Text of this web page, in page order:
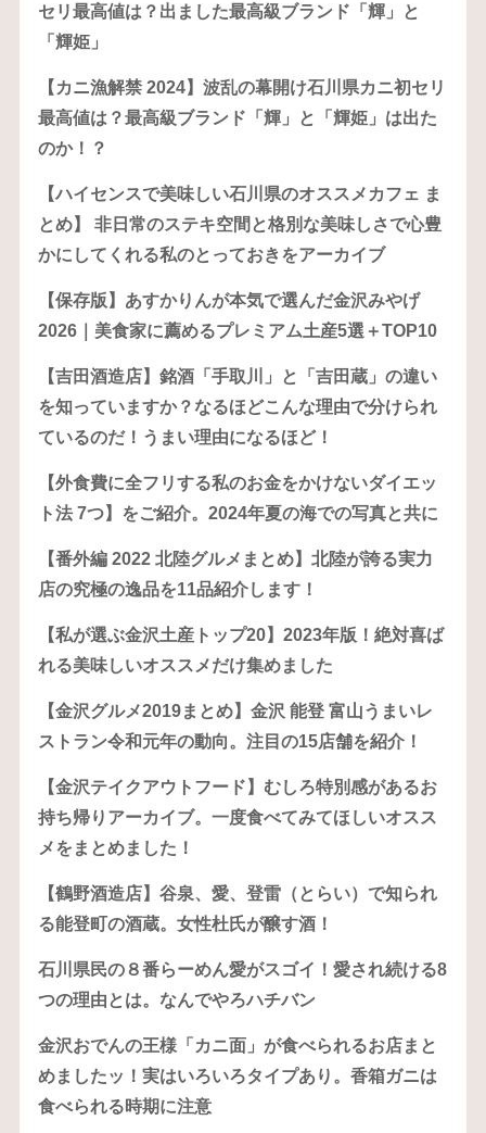
セリ最高値は？出ました最高級ブランド「輝」と
「輝姫」
【カニ漁解禁 2024】波乱の幕開け石川県カニ初セリ
最高値は？最高級ブランド「輝」と「輝姫」は出た
のか！？
【ハイセンスで美味しい石川県のオススメカフェ ま
とめ】 非日常のステキ空間と格別な美味しさで心豊
かにしてくれる私のとっておきをアーカイブ
【保存版】あすかりんが本気で選んだ金沢みやげ
2026｜美食家に薦めるプレミアム土産5選＋TOP10
【吉田酒造店】銘酒「手取川」と「吉田蔵」の違い
を知っていますか？なるほどこんな理由で分けられ
ているのだ！うまい理由になるほど！
【外食費に全フリする私のお金をかけないダイエッ
ト法 7つ】をご紹介。2024年夏の海での写真と共に
【番外編 2022 北陸グルメまとめ】北陸が誇る実力
店の究極の逸品を11品紹介します！
【私が選ぶ金沢土産トップ20】2023年版！絶対喜ば
れる美味しいオススメだけ集めました
【金沢グルメ2019まとめ】金沢 能登 富山うまいレ
ストラン令和元年の動向。注目の15店舗を紹介！
【金沢テイクアウトフード】むしろ特別感があるお
持ち帰りアーカイブ。一度食べてみてほしいオスス
メをまとめました！
【鶴野酒造店】谷泉、愛、登雷（とらい）で知られ
る能登町の酒蔵。女性杜氏が醸す酒！
石川県民の８番らーめん愛がスゴイ！愛され続ける8
つの理由とは。なんでやろハチバン
金沢おでんの王様「カニ面」が食べられるお店まと
めましたッ！実はいろいろタイプあり。香箱ガニは
食べられる時期に注意